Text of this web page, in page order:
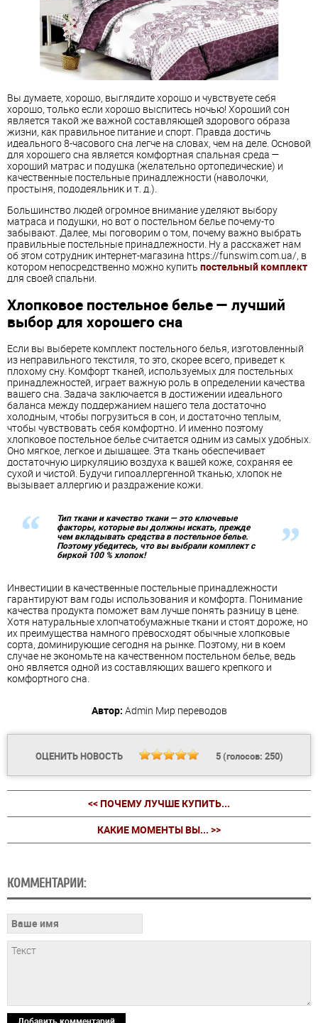
Вы думаете, хорошо, выглядите хорошо и чувствуете себя
хорошо, только если хорошо выспитесь ночью! Хороший сон
является такой же важной составляющей здорового образа
жизни, как правильное питание и спорт. Правда достичь
идеального 8-часового сна легче на словах, чем на деле. Основой
для хорошего сна является комфортная спальная среда —
хороший матрас и подушка (желательно ортопедические) и
качественные постельные принадлежности (наволочки,
простыня, пододеяльник и т. д.).
Большинство людей огромное внимание уделяют выбору
матраса и подушки, но вот о постельном белье почему-то
забывают. Далее, мы поговорим о том, почему важно выбрать
правильные постельные принадлежности. Ну а расскажет нам
об этом сотрудник интернет-магазина https://funswim.com.ua/, в
котором непосредственно можно купить постельный комплект
для своей спальни.
Хлопковое постельное белье — лучший
выбор для хорошего сна
Если вы выберете комплект постельного белья, изготовленный
из неправильного текстиля, то это, скорее всего, приведет к
плохому сну. Комфорт тканей, используемых для постельных
принадлежностей, играет важную роль в определении качества
вашего сна. Задача заключается в достижении идеального
баланса между поддержанием нашего тела достаточно
холодным, чтобы погрузиться в сон, и достаточно теплым,
чтобы чувствовать себя комфортно. И именно поэтому
хлопковое постельное белье считается одним из самых удобных.
Оно мягкое, легкое и дышащее. Эта ткань обеспечивает
достаточную циркуляцию воздуха к вашей коже, сохраняя ее
сухой и чистой. Будучи гипоаллергенной тканью, хлопок не
вызывает аллергию и раздражение кожи.
Тип ткани и качество ткани — это ключевые
факторы, которые вы должны искать, прежде
чем вкладывать средства в постельное белье.
Поэтому убедитесь, что вы выбрали комплект с
биркой 100 % хлопок!
Инвестиции в качественные постельные принадлежности
гарантируют вам годы использования и комфорта. Понимание
качества продукта поможет вам лучше понять разницу в цене.
Хотя натуральные хлопчатобумажные ткани и стоят дороже, но
их преимущества намного превосходят обычные хлопковые
сорта, доминирующие сегодня на рынке. Поэтому, ни в коем
случае не экономьте на качественном постельном белье, ведь
оно является одной из составляющих вашего крепкого и
комфортного сна.
Автор: Admin Мир переводов
ОЦЕНИТЬ НОВОСТЬ 5(голосов: 250)
<< ПОЧЕМУ ЛУЧШЕ КУПИТЬ...
КАКИЕ МОМЕНТЫ ВЫ... >>
КОММЕНТАРИИ:
Добавить комментарий